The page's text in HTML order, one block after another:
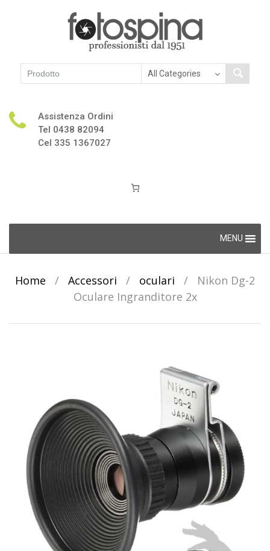
Assistenza Ordini
Tel 0438 82094
Cel 335 1367027
content
MENU
Home / Accessori / oculari /
Nikon Dg-2
Oculare Ingranditore 2x